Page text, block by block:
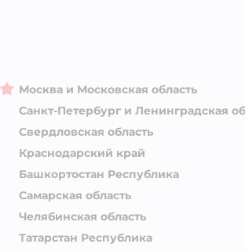
Москва и Московская область
Санкт-Петербург и Ленинградская
Свердловская область
Краснодарский край
Башкортостан Республика
Самарская область
Челябинская область
Татарстан Республика